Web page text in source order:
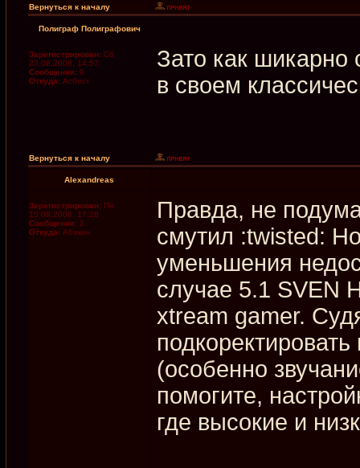
Вернуться к началу
Полиграф Полиграфович
Зарегистрирован: Сб
23.08.2008, 14:57
Сообщения: 9
Откуда: Асбест
Зато как шикарно
в своем
Вернуться к началу
Alexandreas
Зарегистрирован: Пн
15.09.2008, 17:28
Сообщения: 2
Откуда: Абакан
Правда, не
смутил :twisted:
уменьшения
случае 5.1 SVEN
xtream gamer.
(особенно
помогите,
где высокие и